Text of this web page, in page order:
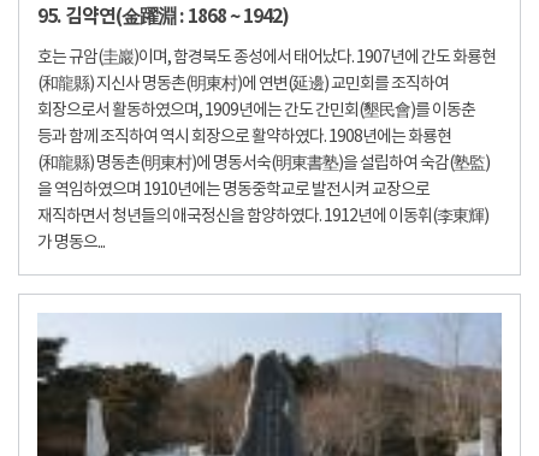
95. 김약연(金躍淵 : 1868 ~ 1942)
호는 규암(圭巖)이며, 함경북도 종성에서 태어났다. 1907년에 간도 화룡현
(和龍縣) 지신사 명동촌(明東村)에 연변(延邊) 교민회를 조직하여
회장으로서 활동하였으며, 1909년에는 간도 간민회(墾民會)를 이동춘
등과 함께 조직하여 역시 회장으로 활약하였다. 1908년에는 화룡현
(和龍縣) 명동촌(明東村)에 명동서숙(明東書塾)을 설립하여 숙감(塾監)
을 역임하였으며 1910년에는 명동중학교로 발전시켜 교장으로
재직하면서 청년들의 애국정신을 함양하였다. 1912년에 이동휘(李東輝)
가 명동으...